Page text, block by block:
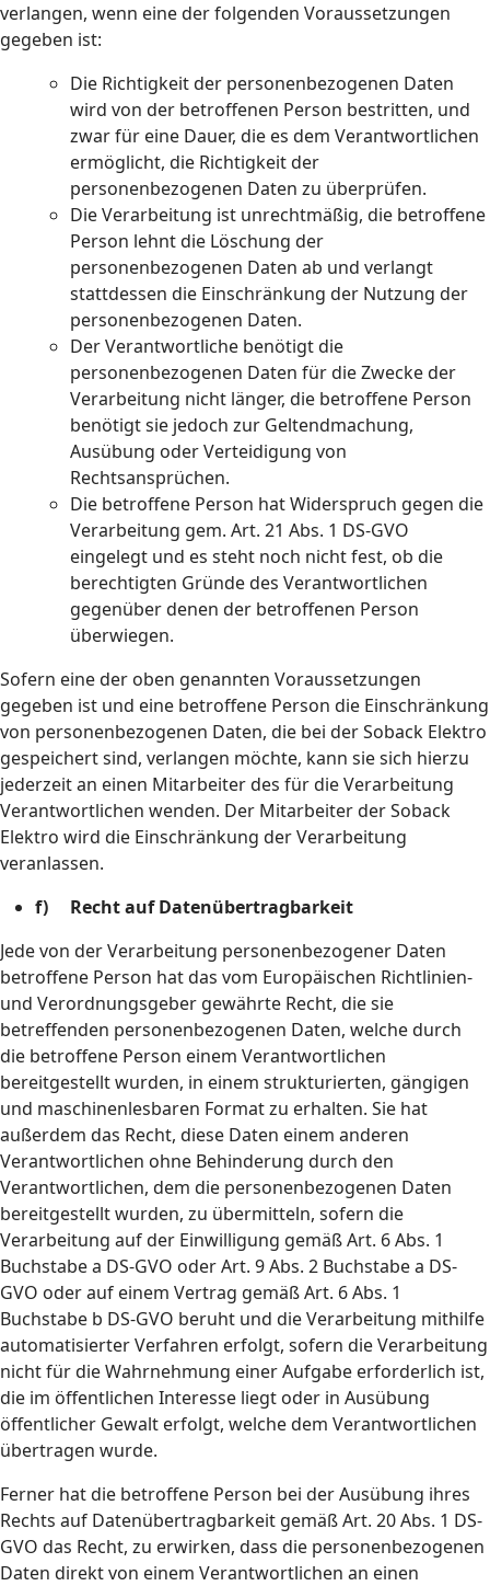
verlangen, wenn eine der folgenden Voraussetzungen
gegeben ist:
Die Richtigkeit der personenbezogenen Daten
wird von der betroffenen Person bestritten, und
zwar für eine Dauer, die es dem Verantwortlichen
ermöglicht, die Richtigkeit der
personenbezogenen Daten zu überprüfen.
Die Verarbeitung ist unrechtmäßig, die betroffene
Person lehnt die Löschung der
personenbezogenen Daten ab und verlangt
stattdessen die Einschränkung der Nutzung der
personenbezogenen Daten.
Der Verantwortliche benötigt die
personenbezogenen Daten für die Zwecke der
Verarbeitung nicht länger, die betroffene Person
benötigt sie jedoch zur Geltendmachung,
Ausübung oder Verteidigung von
Rechtsansprüchen.
Die betroffene Person hat Widerspruch gegen die
Verarbeitung gem. Art. 21 Abs. 1 DS-GVO
eingelegt und es steht noch nicht fest, ob die
berechtigten Gründe des Verantwortlichen
gegenüber denen der betroffenen Person
überwiegen.
Sofern eine der oben genannten Voraussetzungen
gegeben ist und eine betroffene Person die Einschränkung
von personenbezogenen Daten, die bei der Soback Elektro
gespeichert sind, verlangen möchte, kann sie sich hierzu
jederzeit an einen Mitarbeiter des für die Verarbeitung
Verantwortlichen wenden. Der Mitarbeiter der Soback
Elektro wird die Einschränkung der Verarbeitung
veranlassen.
f) Recht auf Datenübertragbarkeit
Jede von der Verarbeitung personenbezogener Daten
betroffene Person hat das vom Europäischen Richtlinien-
und Verordnungsgeber gewährte Recht, die sie
betreffenden personenbezogenen Daten, welche durch
die betroffene Person einem Verantwortlichen
bereitgestellt wurden, in einem strukturierten, gängigen
und maschinenlesbaren Format zu erhalten. Sie hat
außerdem das Recht, diese Daten einem anderen
Verantwortlichen ohne Behinderung durch den
Verantwortlichen, dem die personenbezogenen Daten
bereitgestellt wurden, zu übermitteln, sofern die
Verarbeitung auf der Einwilligung gemäß Art. 6 Abs. 1
Buchstabe a DS-GVO oder Art. 9 Abs. 2 Buchstabe a DS-
GVO oder auf einem Vertrag gemäß Art. 6 Abs. 1
Buchstabe b DS-GVO beruht und die Verarbeitung mithilfe
automatisierter Verfahren erfolgt, sofern die Verarbeitung
nicht für die Wahrnehmung einer Aufgabe erforderlich ist,
die im öffentlichen Interesse liegt oder in Ausübung
öffentlicher Gewalt erfolgt, welche dem Verantwortlichen
übertragen wurde.
Ferner hat die betroffene Person bei der Ausübung ihres
Rechts auf Datenübertragbarkeit gemäß Art. 20 Abs. 1 DS-
GVO das Recht, zu erwirken, dass die personenbezogenen
Daten direkt von einem Verantwortlichen an einen